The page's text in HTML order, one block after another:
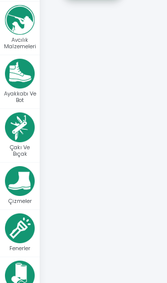
Avcılık
Malzemeleri
Ayakkabı Ve
Bot
Çakı Ve
Bıçak
Çizmeler
Fenerler